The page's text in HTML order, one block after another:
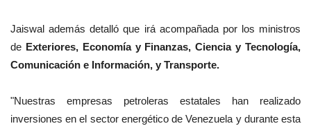
Jaiswal además detalló que irá acompañada por los ministros
de Exteriores, Economía y Finanzas, Ciencia y Tecnología,
Comunicación e Información, y Transporte.
"Nuestras empresas petroleras estatales han realizado
inversiones en el sector energético de Venezuela y durante esta